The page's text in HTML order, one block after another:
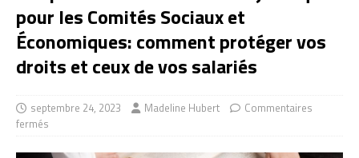
pour les Comités Sociaux et
Économiques: comment protéger vos
droits et ceux de vos salariés
septembre 24, 2023 Madeline Hubert
Commentaires
fermés